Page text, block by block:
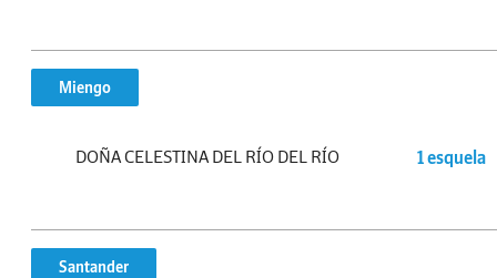
Miengo
DOÑA CELESTINA DEL RÍO DEL RÍO 1 esquela
Santander